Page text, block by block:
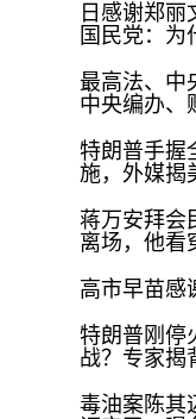
日感谢郑丽
国民党：为
最高法、中
中央编办、
特朗普手握
施，外媒揭
蒋万安拜会
离场，他看
高市早苗感
特朗普刚停
战？专家揭
毒油案陈其